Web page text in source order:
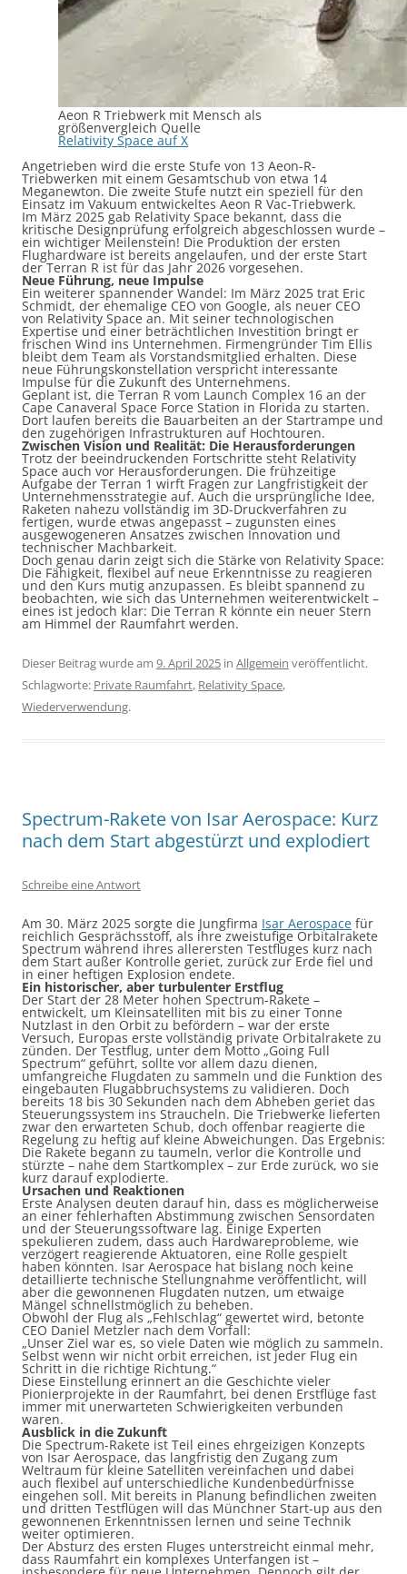
Aeon R Triebwerk mit Mensch als
größenvergleich Quelle
Relativity Space auf X
Angetrieben wird die erste Stufe von 13 Aeon-R-
Triebwerken mit einem Gesamtschub von etwa 14
Meganewton. Die zweite Stufe nutzt ein speziell für den
Einsatz im Vakuum entwickeltes Aeon R Vac-Triebwerk.
Im März 2025 gab Relativity Space bekannt, dass die
kritische Designprüfung erfolgreich abgeschlossen wurde –
ein wichtiger Meilenstein! Die Produktion der ersten
Flughardware ist bereits angelaufen, und der erste Start
der Terran R ist für das Jahr 2026 vorgesehen.
Neue Führung, neue Impulse
Ein weiterer spannender Wandel: Im März 2025 trat Eric
Schmidt, der ehemalige CEO von Google, als neuer CEO
von Relativity Space an. Mit seiner technologischen
Expertise und einer beträchtlichen Investition bringt er
frischen Wind ins Unternehmen. Firmengründer Tim Ellis
bleibt dem Team als Vorstandsmitglied erhalten. Diese
neue Führungskonstellation verspricht interessante
Impulse für die Zukunft des Unternehmens.
Geplant ist, die Terran R vom Launch Complex 16 an der
Cape Canaveral Space Force Station in Florida zu starten.
Dort laufen bereits die Bauarbeiten an der Startrampe und
den zugehörigen Infrastrukturen auf Hochtouren.
Zwischen Vision und Realität: Die Herausforderungen
Trotz der beeindruckenden Fortschritte steht Relativity
Space auch vor Herausforderungen. Die frühzeitige
Aufgabe der Terran 1 wirft Fragen zur Langfristigkeit der
Unternehmensstrategie auf. Auch die ursprüngliche Idee,
Raketen nahezu vollständig im 3D-Druckverfahren zu
fertigen, wurde etwas angepasst – zugunsten eines
ausgewogeneren Ansatzes zwischen Innovation und
technischer Machbarkeit.
Doch genau darin zeigt sich die Stärke von Relativity Space:
Die Fähigkeit, flexibel auf neue Erkenntnisse zu reagieren
und den Kurs mutig anzupassen. Es bleibt spannend zu
beobachten, wie sich das Unternehmen weiterentwickelt –
eines ist jedoch klar: Die Terran R könnte ein neuer Stern
am Himmel der Raumfahrt werden.
Dieser Beitrag wurde am 9. April 2025 in Allgemein veröffentlicht.
Schlagworte: Private Raumfahrt, Relativity Space,
Wiederverwendung.
Spectrum-Rakete von Isar Aerospace: Kurz
nach dem Start abgestürzt und explodiert
Schreibe eine Antwort
Am 30. März 2025 sorgte die Jungfirma Isar Aerospace für
reichlich Gesprächsstoff, als ihre zweistufige Orbitalrakete
Spectrum während ihres allerersten Testfluges kurz nach
dem Start außer Kontrolle geriet, zurück zur Erde fiel und
in einer heftigen Explosion endete.
Ein historischer, aber turbulenter Erstflug
Der Start der 28 Meter hohen Spectrum-Rakete –
entwickelt, um Kleinsatelliten mit bis zu einer Tonne
Nutzlast in den Orbit zu befördern – war der erste
Versuch, Europas erste vollständig private Orbitalrakete zu
zünden. Der Testflug, unter dem Motto „Going Full
Spectrum“ geführt, sollte vor allem dazu dienen,
umfangreiche Flugdaten zu sammeln und die Funktion des
eingebauten Flugabbruchsystems zu validieren. Doch
bereits 18 bis 30 Sekunden nach dem Abheben geriet das
Steuerungssystem ins Straucheln. Die Triebwerke lieferten
zwar den erwarteten Schub, doch offenbar reagierte die
Regelung zu heftig auf kleine Abweichungen. Das Ergebnis:
Die Rakete begann zu taumeln, verlor die Kontrolle und
stürzte – nahe dem Startkomplex – zur Erde zurück, wo sie
kurz darauf explodierte.
Ursachen und Reaktionen
Erste Analysen deuten darauf hin, dass es möglicherweise
an einer fehlerhaften Abstimmung zwischen Sensordaten
und der Steuerungssoftware lag. Einige Experten
spekulieren zudem, dass auch Hardwareprobleme, wie
verzögert reagierende Aktuatoren, eine Rolle gespielt
haben könnten. Isar Aerospace hat bislang noch keine
detaillierte technische Stellungnahme veröffentlicht, will
aber die gewonnenen Flugdaten nutzen, um etwaige
Mängel schnellstmöglich zu beheben.
Obwohl der Flug als „Fehlschlag“ gewertet wird, betonte
CEO Daniel Metzler nach dem Vorfall:
„Unser Ziel war es, so viele Daten wie möglich zu sammeln.
Selbst wenn wir nicht orbit erreichen, ist jeder Flug ein
Schritt in die richtige Richtung.“
Diese Einstellung erinnert an die Geschichte vieler
Pionierprojekte in der Raumfahrt, bei denen Erstflüge fast
immer mit unerwarteten Schwierigkeiten verbunden
waren.
Ausblick in die Zukunft
Die Spectrum-Rakete ist Teil eines ehrgeizigen Konzepts
von Isar Aerospace, das langfristig den Zugang zum
Weltraum für kleine Satelliten vereinfachen und dabei
auch flexibel auf unterschiedliche Kundenbedürfnisse
eingehen soll. Mit bereits in Planung befindlichen zweiten
und dritten Testflügen will das Münchner Start-up aus den
gewonnenen Erkenntnissen lernen und seine Technik
weiter optimieren.
Der Absturz des ersten Fluges unterstreicht einmal mehr,
dass Raumfahrt ein komplexes Unterfangen ist –